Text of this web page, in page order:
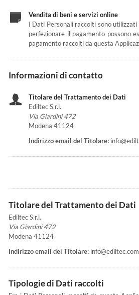
Vendita di beni e servizi online
I Dati Personali raccolti sono
perfezionare il pagamento possono
pagamento raccolti da questa
Informazioni di contatto
Titolare del Trattamento dei Dati
Ediltec S.r.l.
Via Giardini 472
Modena 41124
Indirizzo email del Titolare:
Titolare del Trattamento dei Dati
Ediltec S.r.l.
Via Giardini 472
Modena 41124
Indirizzo email del Titolare: info@ediltec.com
Tipologie di Dati raccolti